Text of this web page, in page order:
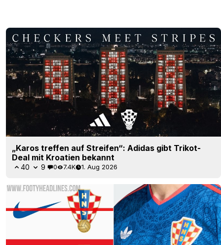
„Karos treffen auf Streifen“: Adidas gibt Trikot-
Deal mit Kroatien bekannt
40 9 0 7.4K 1. Aug 2026